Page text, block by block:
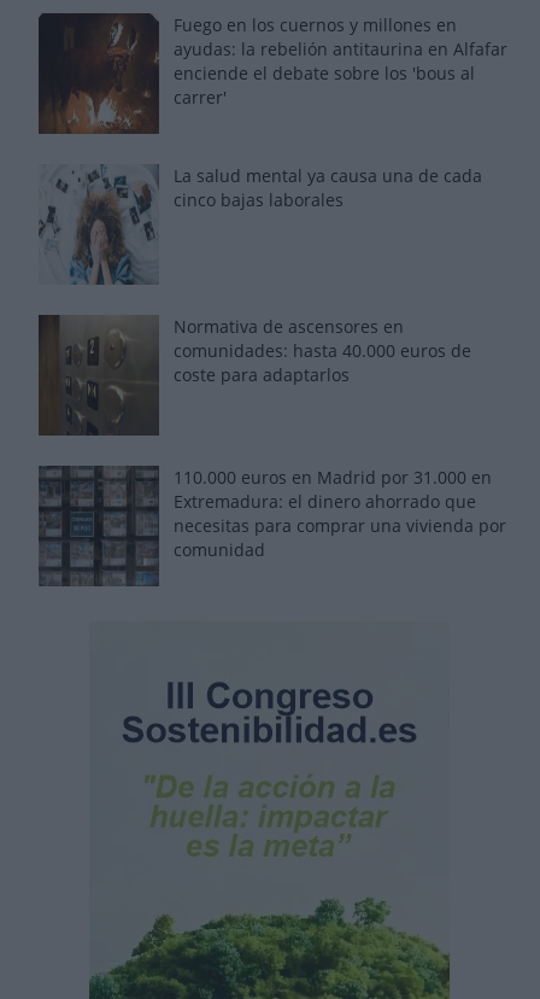
Fuego en los cuernos y millones en
ayudas: la rebelión antitaurina en Alfafar
enciende el debate sobre los 'bous al
carrer'
La salud mental ya causa una de cada
cinco bajas laborales
Normativa de ascensores en
comunidades: hasta 40.000 euros de
coste para adaptarlos
110.000 euros en Madrid por 31.000 en
Extremadura: el dinero ahorrado que
necesitas para comprar una vivienda por
comunidad